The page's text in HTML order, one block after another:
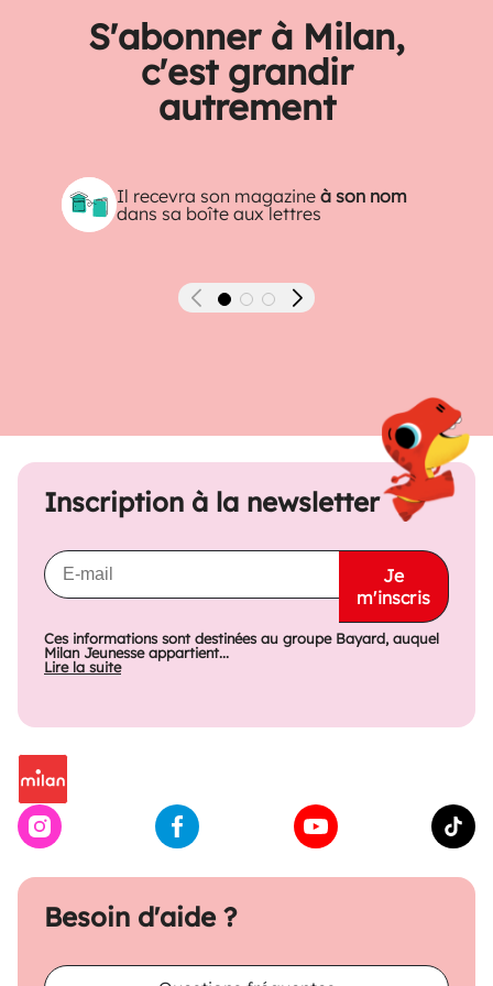
S'abonner à Milan,
c'est grandir
autrement
Il recevra son magazineà son nom
dans sa boîte aux lettres
Précédent Suivant
Besoin d'aide ?
Inscription à la newsletter
Je
m'inscris
Ces informations sont destinées au groupe Bayard, auquel
Milan Jeunesse appartient...
Lire la suite